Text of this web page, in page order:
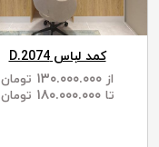
کمد لباس D.2074
از
تومان
تا ۱۸۰.۰۰۰.۰۰۰ تومان